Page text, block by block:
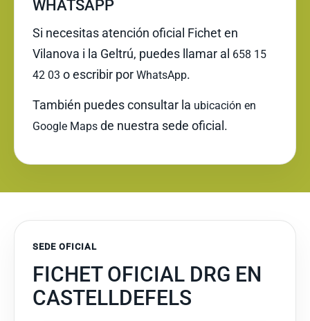
WHATSAPP
Si necesitas atención oficial Fichet en
Vilanova i la Geltrú, puedes llamar al 658 15
42 03 o escribir por WhatsApp.
También puedes consultar la ubicación en
Google Maps de nuestra sede oficial.
SEDE OFICIAL
FICHET OFICIAL DRG EN
CASTELLDEFELS